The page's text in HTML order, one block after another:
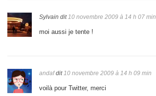
Sylvain dit 10 novembre 2009 à 14 h 07 min
moi aussi je tente !
andaf dit 10 novembre 2009 à 14 h 09 min
voilà pour Twitter, merci